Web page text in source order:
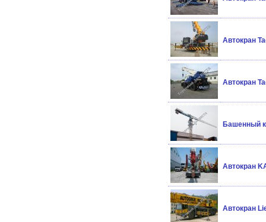
Автокран
Автокран
Башенный
Автокран
Автокран